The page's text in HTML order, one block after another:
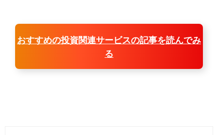
おすすめの投資関連サービスの記事を読んでみ
る